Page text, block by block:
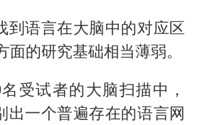
到语言在大脑中的对应区
的研究基础相当薄弱。
受试者的大脑扫描中，
出一个普遍存在的语言网